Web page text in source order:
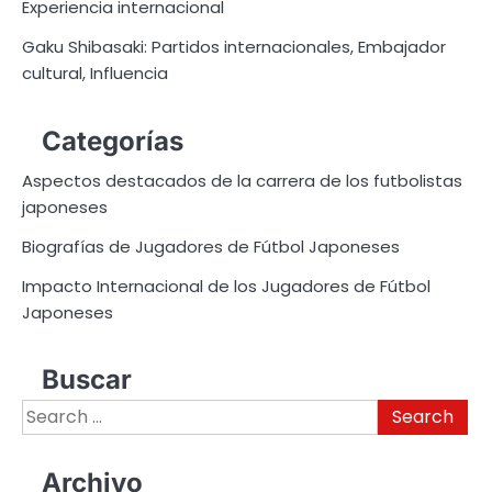
Experiencia internacional
Gaku Shibasaki: Partidos internacionales, Embajador
cultural, Influencia
Categorías
Aspectos destacados de la carrera de los futbolistas
japoneses
Biografías de Jugadores de Fútbol Japoneses
Impacto Internacional de los Jugadores de Fútbol
Japoneses
Buscar
Search
for:
Archivo